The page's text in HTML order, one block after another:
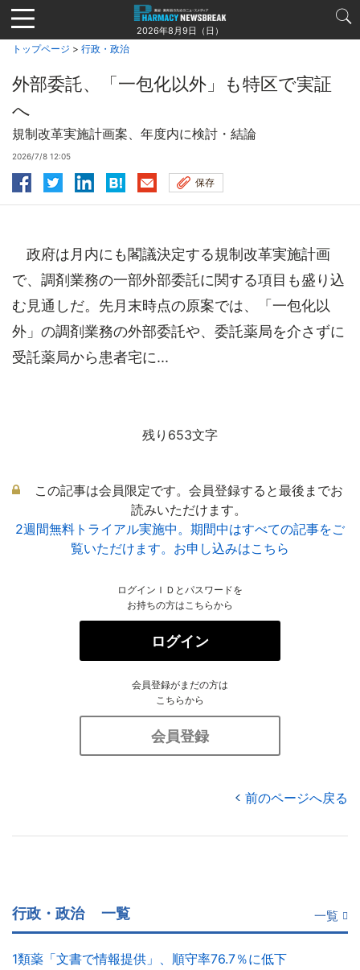
Jump
to
navigation
2026年8月9日（日）
トップページ > 行政・政治
外部委託、「一包化以外」も特区で実証
へ
規制改革実施計画案、年度内に検討・結論
2026/7/8 12:05
保存
政府は月内にも閣議決定する規制改革実施計画
で、調剤業務の一部外部委託に関する項目も盛り込
む見通しだ。先月末時点の原案では、「一包化以
外」の調剤業務の外部委託や、委託薬局を介さずに
受託薬局から患者宅に...
残り653文字
この記事は会員限定です。会員登録すると最後までお
読みいただけます。
2週間無料トライアル実施中。期間中はすべての記事をご
覧いただけます。お申し込みはこちら
ログインＩＤとパスワードを
お持ちの方はこちらから
ログイン
会員登録がまだの方は
こちらから
会員登録
前のページへ戻る
行政・政治 一覧 一覧
1類薬「文書で情報提供」、順守率76.7％に低下